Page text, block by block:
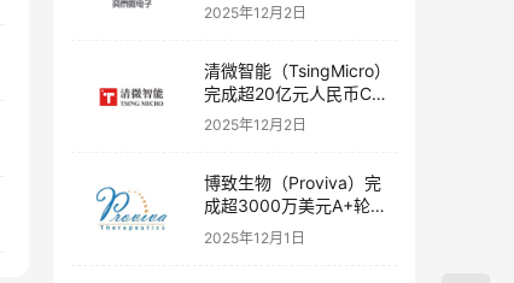
2025年12月2日
清微智能（TsingMicro）
完成超20亿元人民币C轮
融资
2025年12月2日
博致生物（Proviva）完
成超3000万美元A+轮融
资
2025年12月1日